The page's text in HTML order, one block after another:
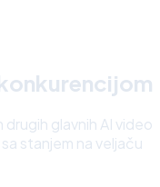
glavnih AI video
stanjem na veljaču